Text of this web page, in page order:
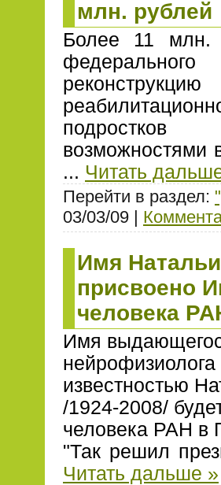
млн. рублей
Более 11 млн.
подростков
возможностями
... Читать
Перейти в раздел:
03/03/09 |
Имя
присвоено
человека
Имя
известностью
/1924-2008/
человека РАН в
"Так решил
Читать дальше »